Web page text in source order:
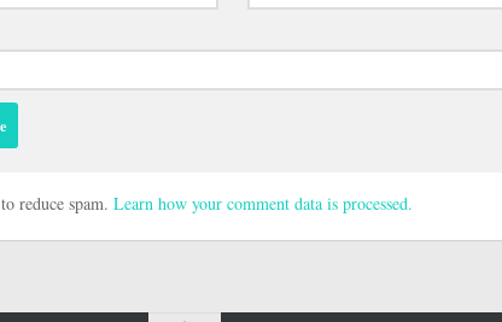
reduce spam. Learn how your comment data is processed.